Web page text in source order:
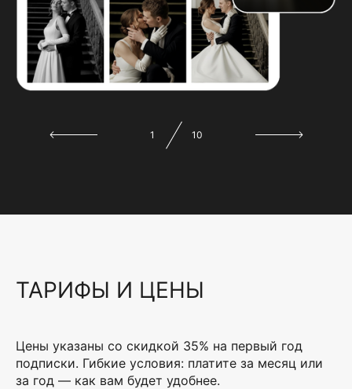
1 10
ТАРИФЫ И ЦЕНЫ
Цены указаны со скидкой 35% на первый год
подписки. Гибкие условия: платите за месяц или
за год — как вам будет удобнее.